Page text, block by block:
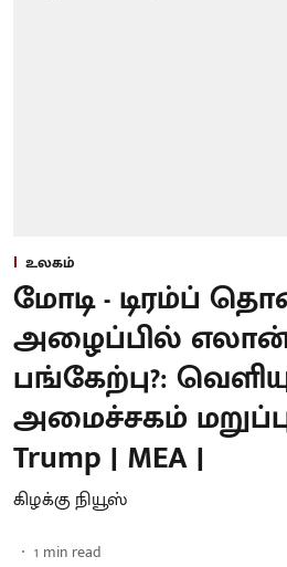
உலகம்
மோடி - டிரம்ப்
அழைப்பில்
பங்கேற்பு?:
அமைச்சகம் மறுப்பு
Trump | MEA |
கிழக்கு நியூஸ்
1 min read